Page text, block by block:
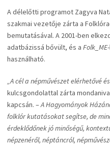
A délelőtti programot Zagyva
szakmai vezetője zárta a
bemutatásával. A 2001-ben
adatbázissá bővült, és a Folk_ME
használható.
„A cél a népművészet elérhetővé
kulcsgondolattal zárta
kapcsán. –A Hagyományok
folklór kutatásokat segítse, de
érdeklődőnek jó minőségű,
népzenéről, néptáncról,